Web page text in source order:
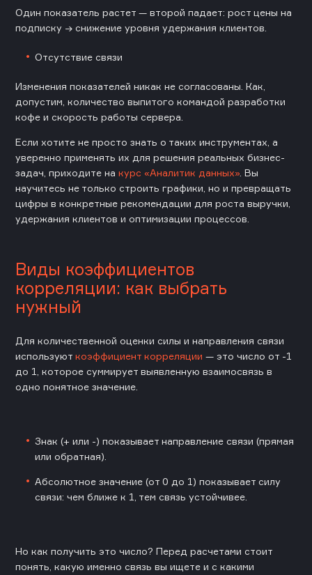
Один показатель растет — второй падает: рост цены на
подписку → снижение уровня удержания клиентов.
Отсутствие связи
Изменения показателей никак не согласованы. Как,
допустим, количество выпитого командой разработки
кофе и скорость работы сервера.
Если хотите не просто знать о таких инструментах, а
уверенно применять их для решения реальных бизнес-
задач, приходите на курс «Аналитик данных» . Вы
научитесь не только строить графики, но и превращать
цифры в конкретные рекомендации для роста выручки,
удержания клиентов и оптимизации процессов.
Виды коэффициентов
корреляции: как выбрать
нужный
Для количественной оценки силы и направления связи
используют коэффициент корреляции — это число от -1
до 1, которое суммирует выявленную взаимосвязь в
одно понятное значение.
Знак (+ или -) показывает направление связи (прямая
или обратная).
Абсолютное значение (от 0 до 1) показывает силу
связи: чем ближе к 1, тем связь устойчивее.
Но как получить это число? Перед расчетами стоит
понять, какую именно связь вы ищете и с какими